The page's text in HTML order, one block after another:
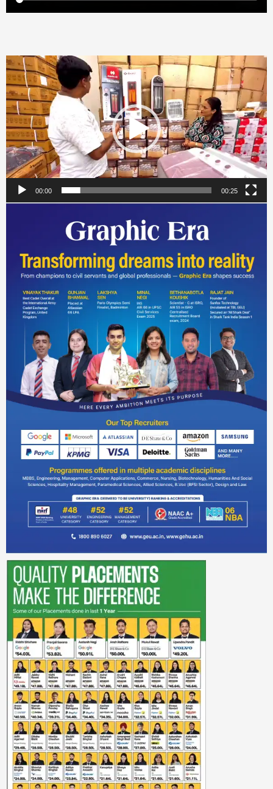
Video
Player
00:00 00:25